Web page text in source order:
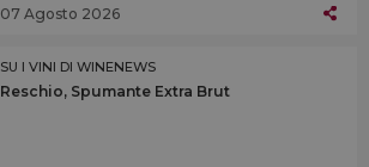
07 Agosto 2026
SU I VINI DI WINENEWS
Reschio, Spumante Extra Brut